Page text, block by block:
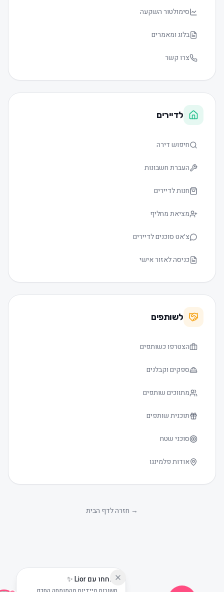
גודל טקסט
שוחחו עם Lior ✨
סימולטור השקעה
בלוג ומאמרים
צרו קשר
לדיירים
חיפוש דירה
העברת חשבונות
חנות לדיירים
מציאת מחליף
צ׳אט סוכנים לדיירים
כניסה לאזור אישי
לשותפים
הצטרפו כשותפים
ספקים וקבלנים
מתווכים שותפים
תוכנית שותפים
סוכני שטח
אודות פלמינגו
חזרה לדף הבית